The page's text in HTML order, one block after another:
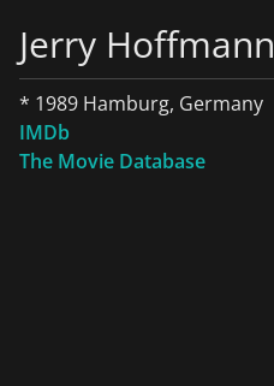
Jerry Hoffmann
* 1989 Hamburg, Germany
IMDb
The Movie Database